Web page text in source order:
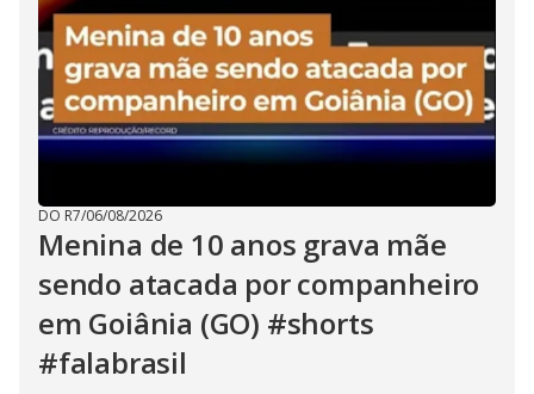
DO R7/06/08/2026
Menina de 10 anos grava mãe
sendo atacada por companheiro
em Goiânia (GO) #shorts
#falabrasil